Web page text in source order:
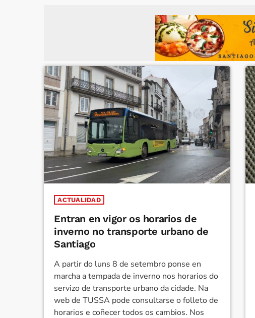
ACTUALIDAD
Entran en vigor os horarios de
inverno no transporte urbano de
Santiago
A partir do luns 8 de setembro ponse en
marcha a tempada de inverno nos horarios do
servizo de transporte urbano da cidade. Na
web de TUSSA pode consultarse o folleto de
horarios e coñecer todos os cambios. Nos